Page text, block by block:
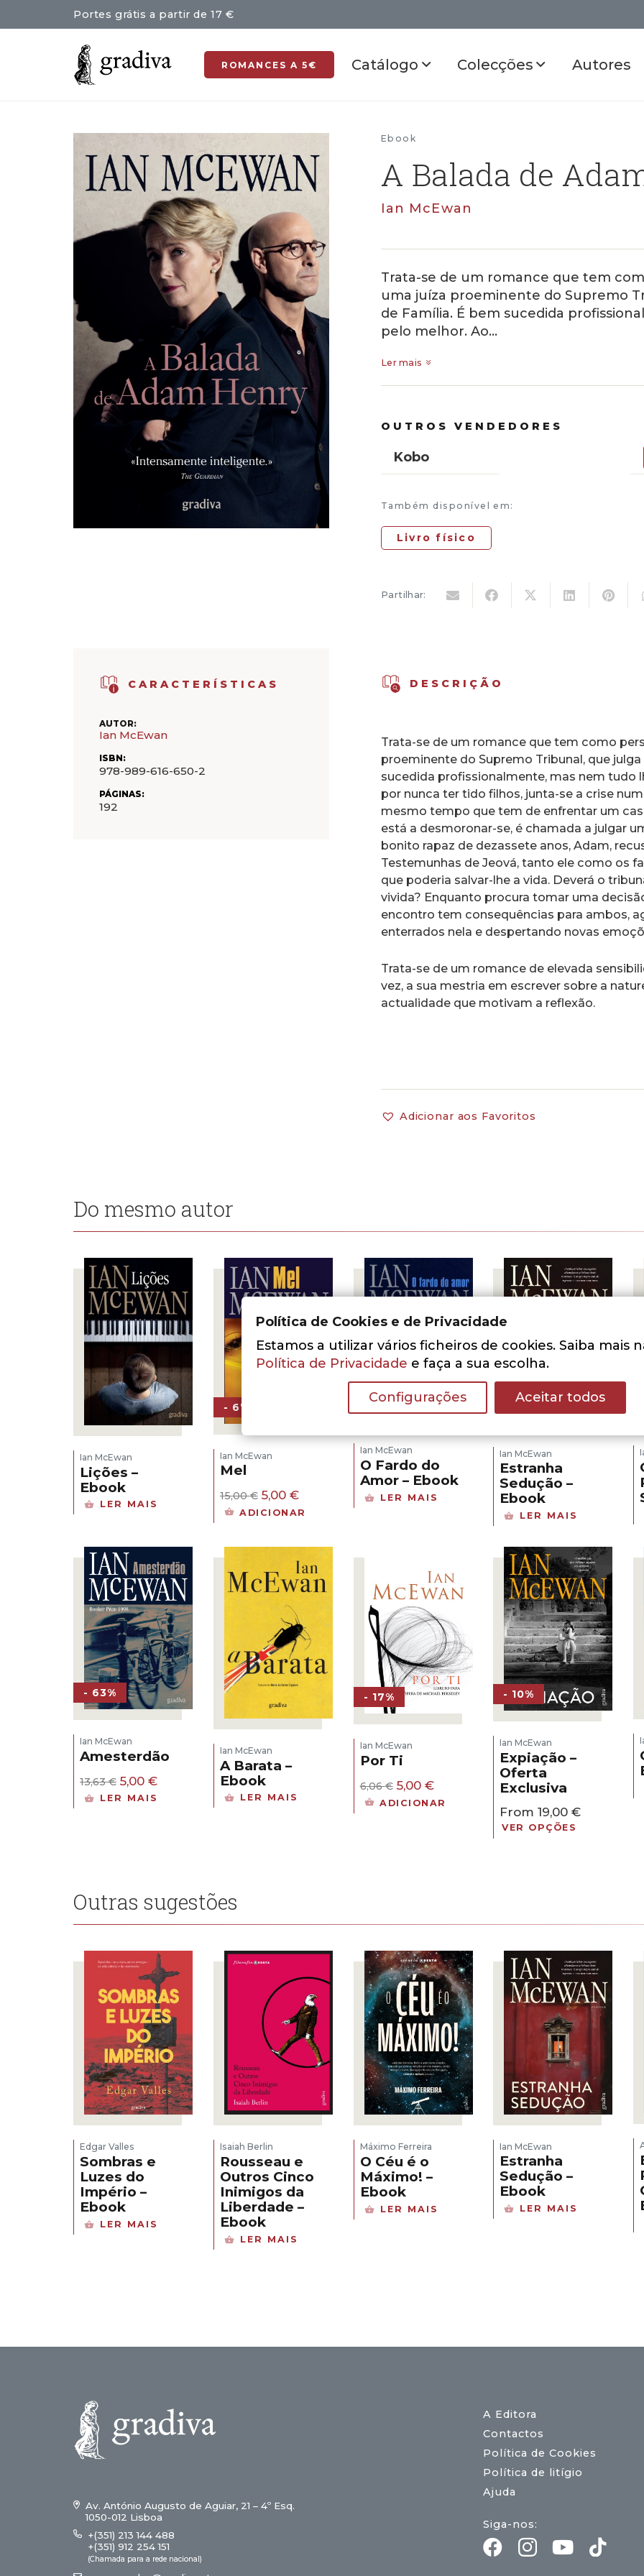
Portes grátis a partir de 17 €
ROMANCES A 5€ Catálogo Colecções Autores
Ebook
A Balada de
Ian McEwan
Trata-se de um romance que tem
uma juíza proeminente do Supremo
de Família. É bem sucedida
pelo melhor. Ao…
Ler mais
OUTROS VENDEDORES
Kobo
Também disponível em:
Livro físico
Partilhar:
CARACTERÍSTICAS
AUTOR:
Ian McEwan
ISBN:
978-989-616-650-2
PÁGINAS:
192
DESCRIÇÃO
Trata-se de um romance que tem como
proeminente do Supremo Tribunal, que
sucedida profissionalmente, mas nem tudo
por nunca ter tido filhos, junta-se a crise
mesmo tempo que tem de enfrentar um
está a desmoronar-se, é chamada a julgar
bonito rapaz de dezassete anos, Adam,
Testemunhas de Jeová, tanto ele como os
que poderia salvar-lhe a vida. Deverá o
vivida? Enquanto procura tomar uma
encontro tem consequências para ambos,
enterrados nela e despertando novas
Trata-se de um romance de elevada
vez, a sua mestria em escrever sobre a
actualidade que motivam a reflexão.
Adicionar aos Favoritos
Do mesmo autor
Ian McEwan
Lições –
Ebook
LER MAIS
- 67%
Ian McEwan
Mel
15,00€ O
preço
15,00 €.
5,00 €O
preço
5,00 €.
ADICIONAR
Ian McEwan
O Fardo do
Amor – Ebook
LER MAIS
Ian McEwan
Estranha
Sedução –
Ebook
LER MAIS
- 63%
Ian McEwan
Amesterdão
13,63€ O
preço
5,00 €O
LER MAIS
Ian McEwan
A Barata –
Ebook
LER MAIS
- 17%
Ian McEwan
Por Ti
6,06€ O
preço
5,00 €O
preço
ADICIONAR
- 10%
Ian McEwan
Expiação –
Oferta
Exclusiva
From19,00€
VER OPÇÕES
Outras sugestões
Edgar Valles
Sombras e
Luzes do
Império –
Ebook
LER MAIS
Isaiah Berlin
Rousseau e
Outros Cinco
Inimigos da
Liberdade –
Ebook
LER MAIS
Máximo Ferreira
O Céu é o
Máximo! –
Ebook
LER MAIS
Ian McEwan
Estranha
Sedução –
Ebook
LER MAIS
Av. António Augusto de Aguiar, 21 – 4º Esq.
1050-012 Lisboa
+(351) 213 144 488
+(351) 912 254 151
(Chamada para a rede nacional)
A Editora
Contactos
Política de Cookies
Política de litígio
Ajuda
Siga-nos:
Política de Cookies e de Privacidade
Estamos a utilizar vários ficheiros de cookies. Saiba mais
Política de Privacidade e faça a sua escolha.
Configurações Aceitar todos